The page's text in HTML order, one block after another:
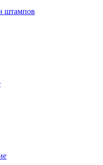
штампов